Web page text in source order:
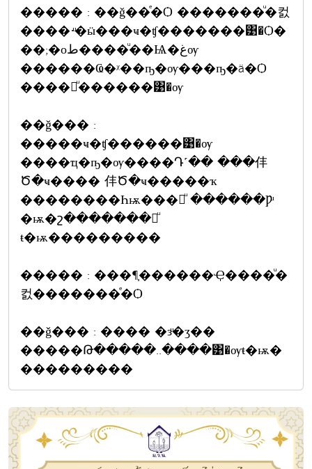
����� : ��ǧ��ͤ�Ѻ �������ͧ�컰
����·ͧ�ӹ���ҹ�ʧ�������͹�Ѻ�
��;�оط����ͧ��Ѩ�غѹ
������Ҩ�ᵡ��ҧ�ѹ���ҧ�ä�Ѻ
����繷ͧ������͹�ѹ
��ǧ��� :
�����ҹ�ʧ������͹�ѹ
����ҵ�ҧ�ѹ����Դ˹�� ���仹
Ծ�ҹ���� 仹Ծ�ҹ�����ҡ
��������Һѭ���շͧ ������Ƿͧ
�ѭ�շ�������繷ͧ
ŧ�ѭ���������
����� : ���¶֧������Ҿ����ͧ�
컰�������ͤ�Ѻ
��ǧ��� : ���� �зͧ�ӡ��
�����Թ�����..����͹�ѹŧ�ѭ�
���������